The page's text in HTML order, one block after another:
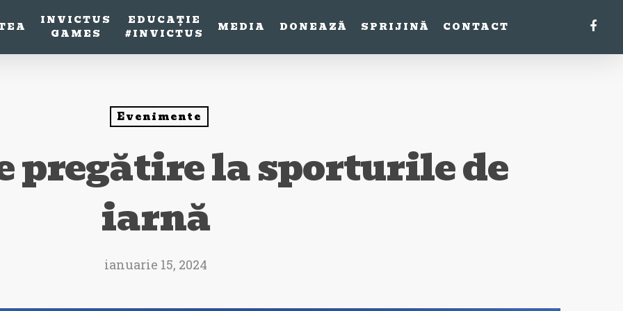
INVICTUS
GAMES
EDUCAȚIE
#INVICTUS
MEDIA DONEAZĂ SPRIJINĂ CONTACT
Evenimente
pregătire la sporturile de
iarnă
ianuarie 15, 2024